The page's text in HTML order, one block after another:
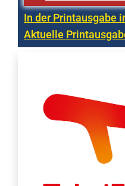
In der Printausgabe
Aktuelle